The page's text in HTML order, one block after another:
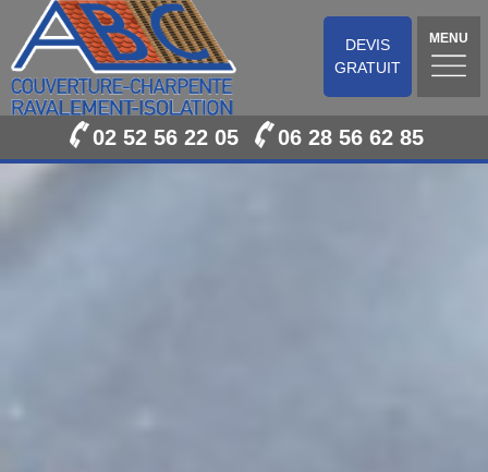
DEVIS
GRATUIT
MENU
02 52 56 22 05 06 28 56 62 85